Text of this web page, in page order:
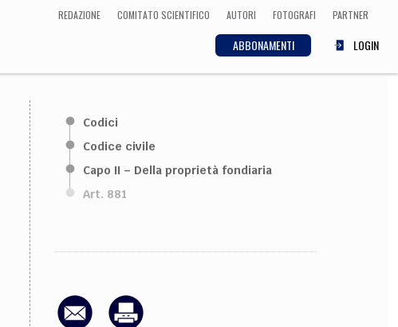
REDAZIONE COMITATO SCIENTIFICO AUTORI FOTOGRAFI PARTNER
ABBONAMENTI LOGIN
ECONOMIA
Medicina
CULTURA
Arte, Cinema, Musica,
Letteratura
Codici
Codice civile
Capo II – Della proprietà fondiaria
Art. 881